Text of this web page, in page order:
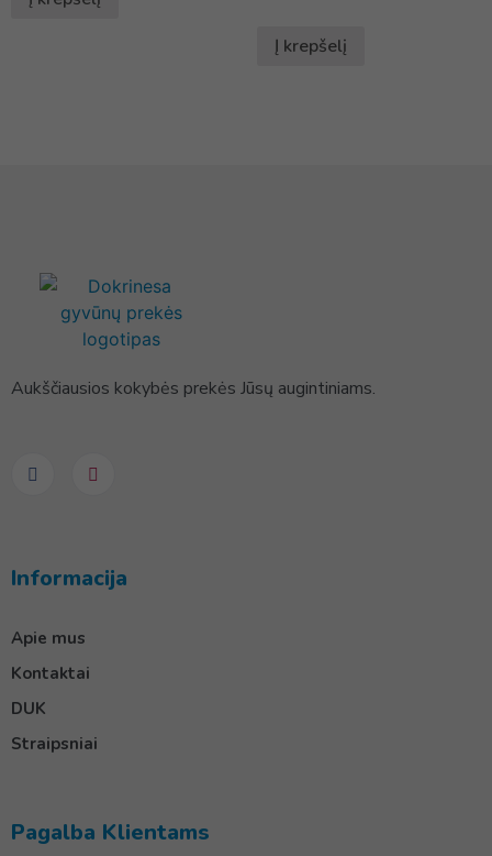
Į krepšelį
Aukščiausios kokybės prekės Jūsų augintiniams.
Informacija
Apie mus
Kontaktai
DUK
Straipsniai
Pagalba Klientams